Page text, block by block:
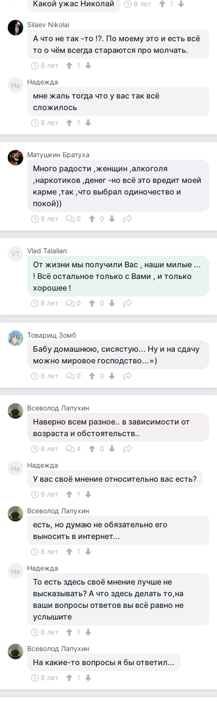
Какой ужас Николай 8 лет 1
Silaev Nikolai
А что не так -то !?. По моему это и есть всё
то о чём всегда стараются про молчать.
8 лет 1
На Надежда
мне жаль тогда что у вас так всё
сложилось
8 лет 1
Матушкин Братуха
Много радости ,женщин ,алкоголя
,наркотиков ,денег -но всё это вредит моей
карме ,так ,что выбрал одиночество и
покой))
8 лет 0 0
VT Vlad Talalian
От жизни мы получили Вас , наши милые ...
! Всё остальное только с Вами , и только
хорошее !
8 лет 0 0
Товарищ Зомб
Бабу домашнюю, сисястую... Ну и на сдачу
можно мировое господство...=)
8 лет 0 0
Всеволод Лапухин
Наверно всем разное.. в зависимости от
возраста и обстоятельств..
8 лет 4 0
На Надежда
У вас своё мнение относительно вас есть?
8 лет
1
Всеволод Лапухин
есть, но думаю не обязательно его
выносить в интернет...
8 лет 1
На Надежда
То есть здесь своё мнение лучше не
высказывать? А что здесь делать то,на
ваши вопросы ответов вы всё равно не
услышите
8 лет
1
Всеволод Лапухин
На какие-то вопросы я бы ответил...
8 лет 1